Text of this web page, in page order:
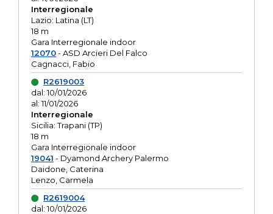
Interregionale
Lazio: Latina (LT)
18 m
Gara Interregionale indoor
12070- ASD Arcieri Del Falco
Cagnacci, Fabio
R2619003
dal: 10/01/2026
al: 11/01/2026
Interregionale
Sicilia: Trapani (TP)
18 m
Gara Interregionale indoor
19041 - Dyamond Archery Palermo
Daidone, Caterina
Lenzo, Carmela
R2619004
dal: 10/01/2026